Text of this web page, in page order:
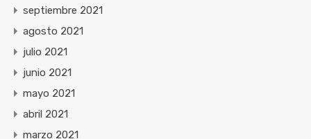
septiembre 2021
agosto 2021
julio 2021
junio 2021
mayo 2021
abril 2021
marzo 2021